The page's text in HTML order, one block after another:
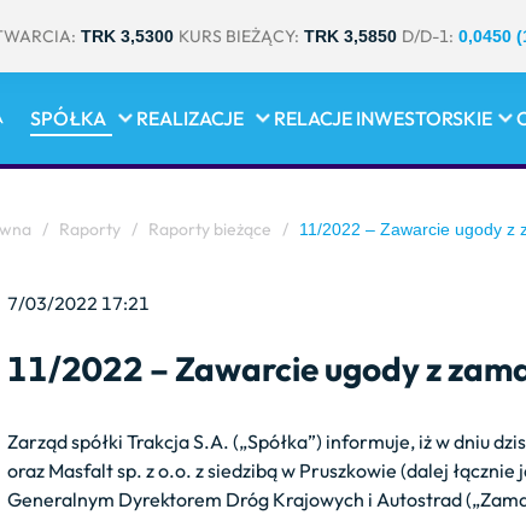
TRK 3,5300 KURS BIEŻĄCY: TRK 3,5850 D/D-1: 0,0450
SPÓŁKA REALIZACJE RELACJE INWESTORSKIE
/ Raporty / Raporty bieżące / 11/2022 – Zawarcie ugody z
7/03/2022 17:21
11/2022 – Zawarcie ugody z
Zarząd spółki Trakcja S.A. („Spółka”) informuje, iż w dniu
oraz Masfalt sp. z o.o. z siedzibą w Pruszkowie (dalej
Generalnym Dyrektorem Dróg Krajowych i Autostrad